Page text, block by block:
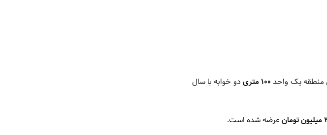
منطقه یک واحد ۱۰۰ متری
دو خوابه با سال
عرضه شده است.